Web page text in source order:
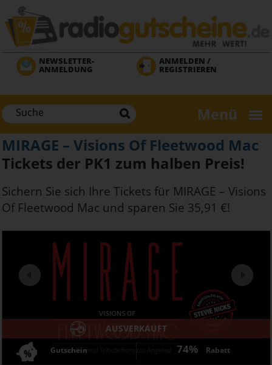
Direkt
zum
Inhalt
NEWSLETTER-
ANMELDUNG
ANMELDEN /
REGISTRIEREN
Menü
MIRAGE – Visions Of Fleetwood Mac
Tickets der PK1 zum halben Preis!
Sichern Sie sich Ihre Tickets für MIRAGE – Visions
Of Fleetwood Mac und sparen Sie 35,91 €!
AUSVERKAUFT
Gutschein 74% Rabatt
Next